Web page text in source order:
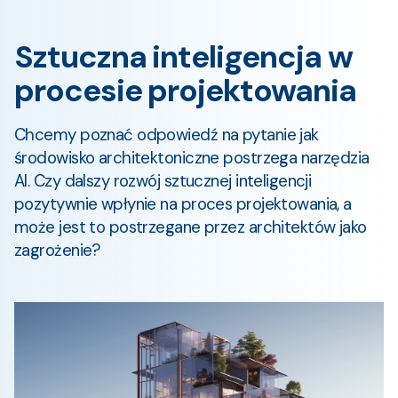
Sztuczna inteligencja w
procesie projektowania
Chcemy poznać odpowiedź na pytanie jak
środowisko architektoniczne postrzega narzędzia
AI. Czy dalszy rozwój sztucznej inteligencji
pozytywnie wpłynie na proces projektowania, a
może jest to postrzegane przez architektów jako
zagrożenie?